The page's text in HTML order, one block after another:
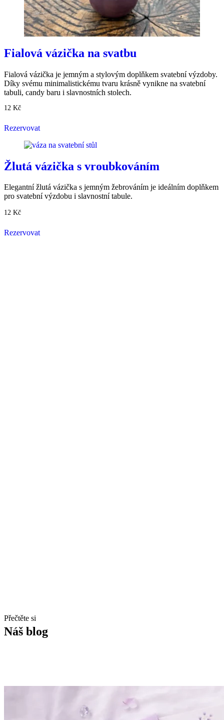
Fialová vázička na svatbu
Fialová vázička je jemným a stylovým doplňkem svatební výzdoby.
Díky svému minimalistickému tvaru krásně vynikne na svatební
tabuli, candy baru i slavnostních stolech.
12 Kč
Rezervovat
Žlutá vázička s vroubkováním
Elegantní žlutá vázička s jemným žebrováním je ideálním doplňkem
pro svatební výzdobu i slavnostní tabule.
12 Kč
Rezervovat
Přečtěte si
Náš blog